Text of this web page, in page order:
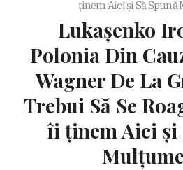
ținem Aici și Să Spună
Lukașenko
Polonia Din
Wagner De La
Trebui Să Se
îi ținem Aici și